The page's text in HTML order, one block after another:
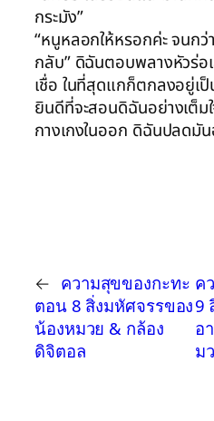
กระมัง”
“หนูหลอกให้หรอกค่ะ จนกว่
กลับ” ดิฉันตอบพลางหัวร่อ
เชื่อ ในที่สุดแกก็ตกลงอยู่เ
ยินดีที่จะสอนดิฉันอย่างเต็
กางเกงในออก ดิฉันปลดมั
← ความสุขของกะทะ
ตอน 8 สิ่งมหัศจรรของ
น้องหมวย & กล้อง
ดิจิตอล
ค
9
อ
ม